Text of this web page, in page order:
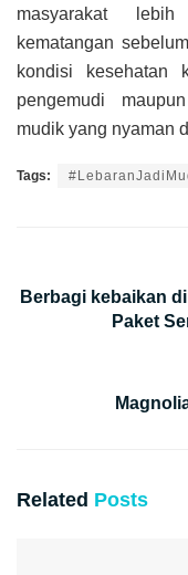
masyarakat
kematangan
kondisi kesehatan
pengemudi
mudik yang nyaman
Tags:
Berbagi kebaikan
Paket
Related Posts